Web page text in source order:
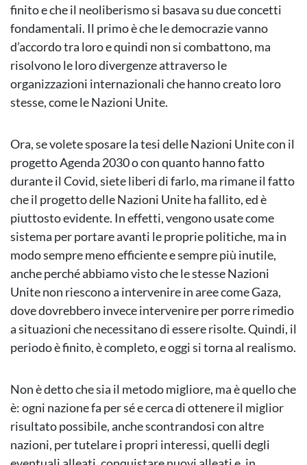
finito e che il neoliberismo si basava su due concetti
fondamentali. Il primo è che le democrazie vanno
d’accordo tra loro e quindi non si combattono, ma
risolvono le loro divergenze attraverso le
organizzazioni internazionali che hanno creato loro
stesse, come le Nazioni Unite.
Ora, se volete sposare la tesi delle Nazioni Unite con il
progetto Agenda 2030 o con quanto hanno fatto
durante il Covid, siete liberi di farlo, ma rimane il fatto
che il progetto delle Nazioni Unite ha fallito, ed è
piuttosto evidente. In effetti, vengono usate come
sistema per portare avanti le proprie politiche, ma in
modo sempre meno efficiente e sempre più inutile,
anche perché abbiamo visto che le stesse Nazioni
Unite non riescono a intervenire in aree come Gaza,
dove dovrebbero invece intervenire per porre rimedio
a situazioni che necessitano di essere risolte. Quindi, il
periodo è finito, è completo, e oggi si torna al realismo.
Non è detto che sia il metodo migliore, ma è quello che
è: ogni nazione fa per sé e cerca di ottenere il miglior
risultato possibile, anche scontrandosi con altre
nazioni, per tutelare i propri interessi, quelli degli